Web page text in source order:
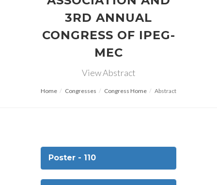
3RD ANNUAL
CONGRESS OF IPEG-
MEC
View Abstract
Home Congresses Congress Home Abstract
Poster - 110